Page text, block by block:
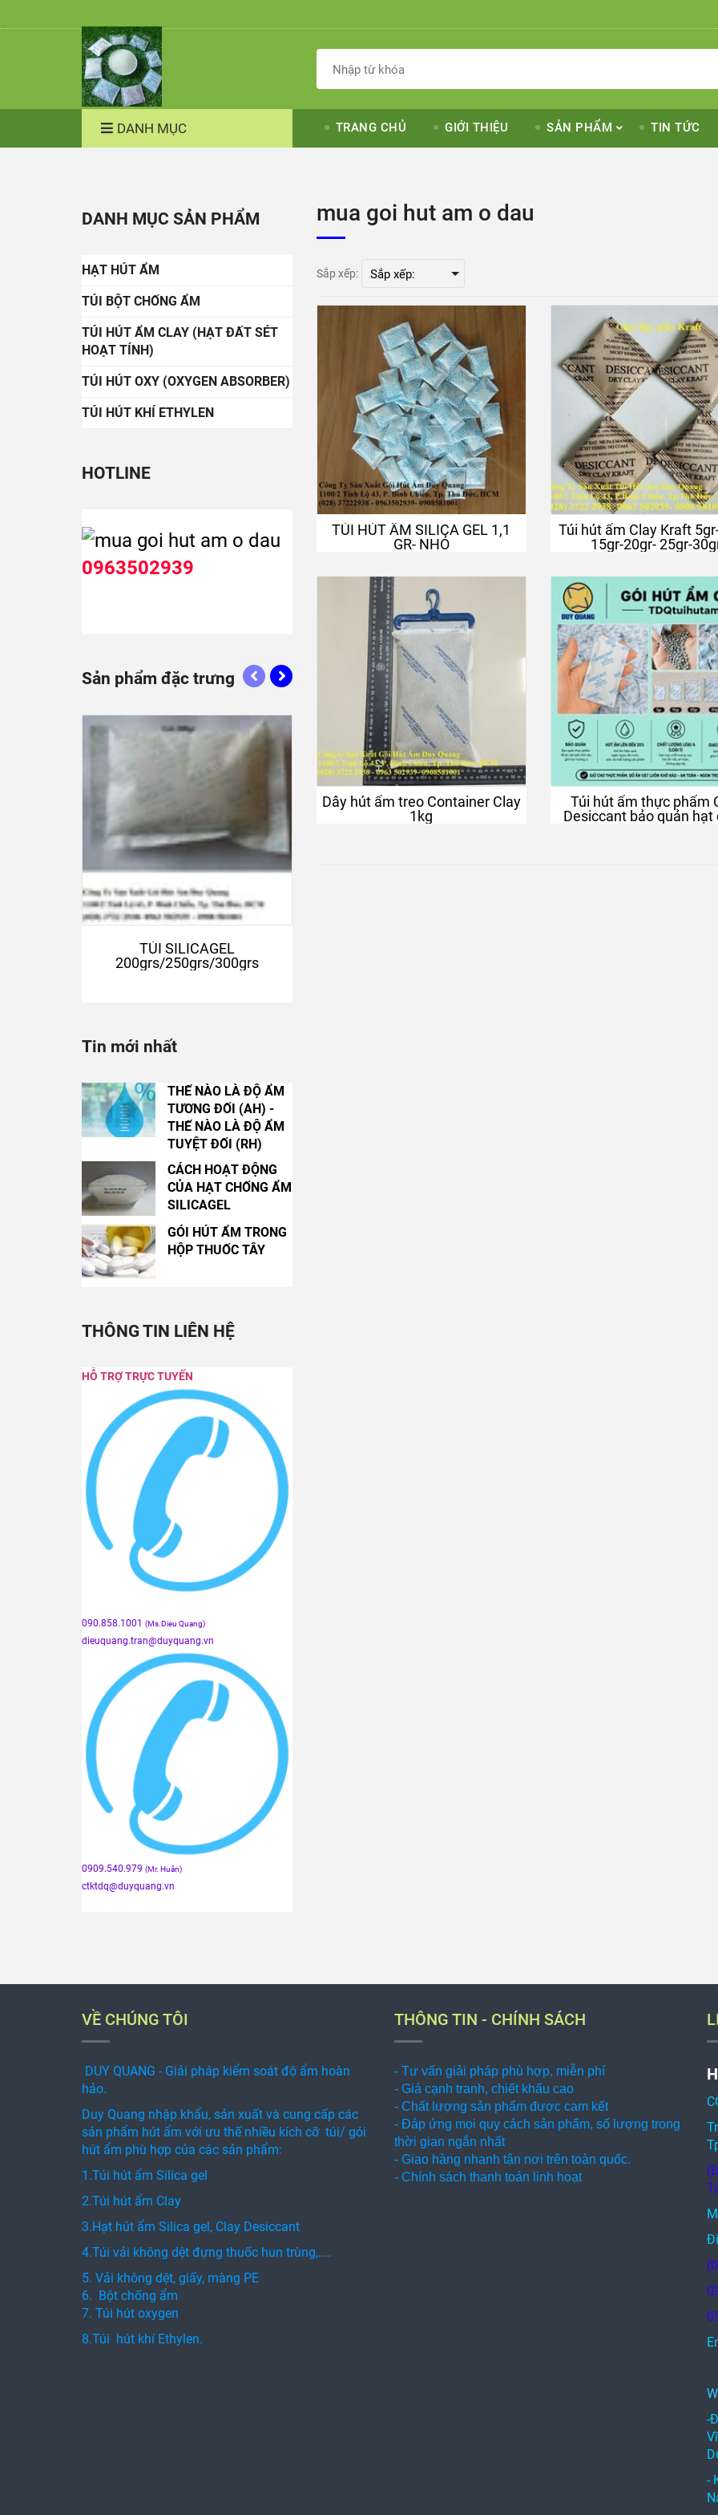
DANH MỤC TRANG CHỦ GIỚI THIỆU SẢN PHẨM TIN TỨC
mua goi hut am o dau
Sắp xếp:
TÚI HÚT ẨM SILICA GEL 1,1
GR- NHỎ
Túi hút ẩm Clay Kraft
15gr-20gr- 25gr-
Dây hút ẩm treo Container Clay
1kg
Túi hút ẩm thực phẩm
Desiccant bảo quản hạt điều,
DANH MỤC SẢN PHẨM
HẠT HÚT ẨM
TÚI BỘT CHỐNG ẨM
TÚI HÚT ẨM CLAY (HẠT ĐẤT SÉT
HOẠT TÍNH)
TÚI HÚT OXY (OXYGEN ABSORBER)
TÚI HÚT KHÍ ETHYLEN
HOTLINE
0963502939
Sản phẩm đặc trưng
TÚI SILICAGEL
200grs/250grs/300grs
Tin mới nhất
THẾ NÀO LÀ ĐỘ ẨM
TƯƠNG ĐỐI (AH) -
THẾ NÀO LÀ ĐỘ ẨM
TUYỆT ĐỐI (RH)
CÁCH HOẠT ĐỘNG
CỦA HẠT CHỐNG ẨM
SILICAGEL
GÓI HÚT ẨM TRONG
HỘP THUỐC TÂY
THÔNG TIN LIÊN HỆ
HỖ TRỢ TRỰC TUYẾN
090.858.1001 (Ms.Dieu Quang)
dieuquang.tran@duyquang.vn
0909.540.979 (Mr. Huân)
ctktdq@duyquang.vn
VỀ CHÚNG TÔI
DUY QUANG - Giải pháp kiểm soát độ ẩm hoàn
hảo.
Duy Quang nhập khẩu, sản xuất và cung cấp các
sản phẩm hút ẩm với ưu thế nhiều kích cỡ túi/ gói
hút ẩm phù hợp của các sản phẩm:
1.Túi hút ẩm Silica gel
2.Túi hút ẩm Clay
3.Hạt hút ẩm Silica gel, Clay Desiccant
4.Túi vải không dệt đựng thuốc hun trùng,....
5. Vải không dệt, giấy, màng PE
6. Bột chống ẩm
7. Túi hút oxygen
8.Túi hút khí Ethylen.
THÔNG TIN - CHÍNH SÁCH
- Tư vấn giải pháp phù hợp, miễn phí
- Giá cạnh tranh, chiết khấu cao
- Chất lượng sản phẩm được cam kết
- Đáp ứng mọi quy cách sản phẩm, số lượng trong
thời gian ngắn nhất
- Giao hàng nhanh tận nơi trên toàn quốc.
- Chính sách thanh toán linh hoạt
-
-